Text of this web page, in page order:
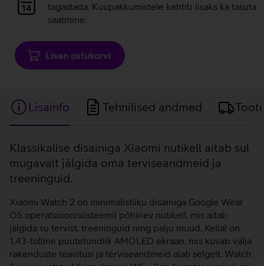
laadiminetagastada. Kuupakkumistele kehtib lisaks ka tasuta
saatmine.
Lisan ostukorvi
Lisainfo Tehnilised andmed
Lisainfo
Klassikalise disainiga Xiaomi nutikell aitab sul
mugavalt jälgida oma terviseandmeid ja
treeninguid.
Xiaomi Watch 2 on minimalistliku disainiga Google Wear
OS operatsioonisüsteemil põhinev nutikell, mis aitab
jälgida su tervist, treeninguid ning palju muud. Kellal on
1,43-tolline puutetundlik AMOLED ekraan, mis kuvab välja
rakenduste teavitusi ja terviseandmeid alati selgelt. Watch